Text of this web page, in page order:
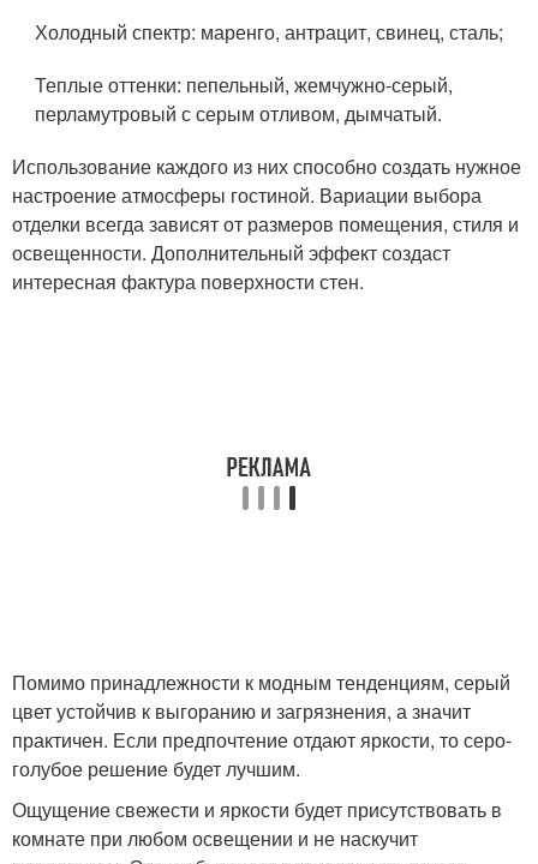
Холодный спектр: маренго, антрацит, свинец, сталь;
Теплые оттенки: пепельный, жемчужно-серый,
перламутровый с серым отливом, дымчатый.
Использование каждого из них способно создать нужное
настроение атмосферы гостиной. Вариации выбора
отделки всегда зависят от размеров помещения, стиля и
освещенности. Дополнительный эффект создаст
интересная фактура поверхности стен.
Помимо принадлежности к модным тенденциям, серый
цвет устойчив к выгоранию и загрязнения, а значит
практичен. Если предпочтение отдают яркости, то серо-
голубое решение будет лучшим.
Ощущение свежести и яркости будет присутствовать в
комнате при любом освещении и не наскучит